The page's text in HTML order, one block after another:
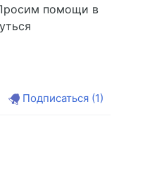
помощи в
Подписаться (1)